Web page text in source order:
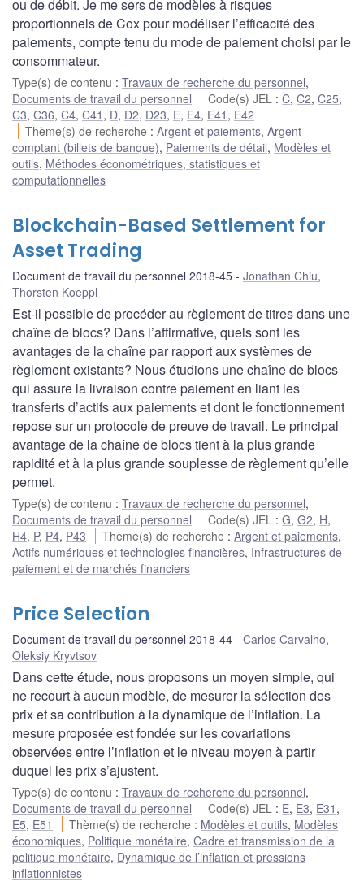
ou de débit. Je me sers de modèles à risques
proportionnels de Cox pour modéliser l’efficacité des
paiements, compte tenu du mode de paiement choisi par le
consommateur.
Type(s) de contenu : Travaux de recherche du personnel,
Documents de travail du personnel
Code(s) JEL :C,C2,C25,
C3, C36, C4, C41 , D, D2, D23, E, E4, E41 , E42
Thème(s) de recherche :Argent et paiements,Argent
comptant (billets de banque), Paiements de détail, Modèles et
outils, Méthodes économétriques, statistiques et
computationnelles
Blockchain-Based Settlement for
Asset Trading
Document de travail du personnel 2018-45 Jonathan Chiu,
Thorsten Koeppl
Est-il possible de procéder au règlement de titres dans une
chaîne de blocs? Dans l’affirmative, quels sont les
avantages de la chaîne par rapport aux systèmes de
règlement existants? Nous étudions une chaîne de blocs
qui assure la livraison contre paiement en liant les
transferts d’actifs aux paiements et dont le fonctionnement
repose sur un protocole de preuve de travail. Le principal
avantage de la chaîne de blocs tient à la plus grande
rapidité et à la plus grande souplesse de règlement qu’elle
permet.
Type(s) de contenu : Travaux de recherche du personnel,
Documents de travail du personnel
Code(s) JEL :G,G2, H,
H4, P, P4, P43 Thème(s) de recherche :Argent et paiements,
Actifs numériques et technologies financières, Infrastructures de
paiement et de marchés financiers
Price Selection
Document de travail du personnel 2018-44 Carlos Carvalho,
Oleksiy Kryvtsov
Dans cette étude, nous proposons un moyen simple, qui
ne recourt à aucun modèle, de mesurer la sélection des
prix et sa contribution à la dynamique de l’inflation. La
mesure proposée est fondée sur les covariations
observées entre l’inflation et le niveau moyen à partir
duquel les prix s’ajustent.
Type(s) de contenu : Travaux de recherche du personnel,
Documents de travail du personnel
Code(s) JEL : E, E3, E31 ,
E5, E51 Thème(s) de recherche : Modèles et outils, Modèles
économiques, Politique monétaire, Cadre et transmission de la
politique monétaire, Dynamique de l’inflation et pressions
inflationnistes